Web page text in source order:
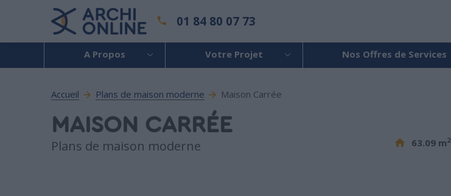
01 84 80 07 73
A Propos Votre Projet Nos Offres de Services
Accueil Plans de maison moderne Maison Carrée
MAISON CARRÉE
Plans de maison moderne 63.09 m2